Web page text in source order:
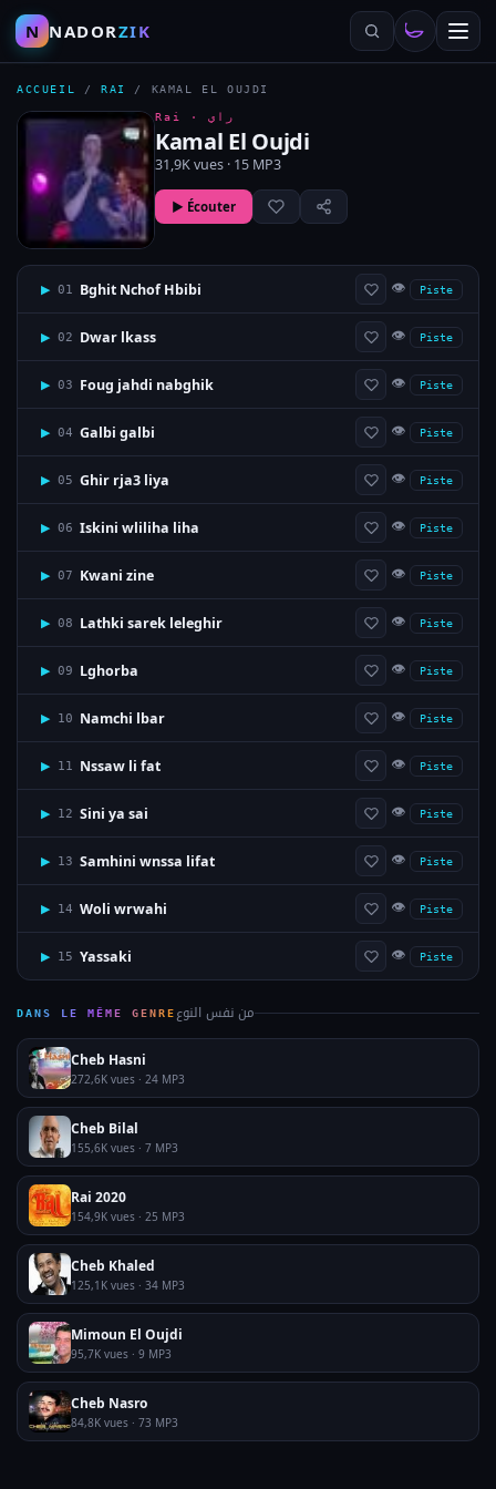
N NADORZIK
ACCUEIL /RAI / KAMAL EL OUJDI
Rai · راي
Kamal El Oujdi
31,9K vues · 15 MP3
▶ Écouter
▶ 01 Bghit Nchof Hbibi 👁 Piste
▶ 02 Dwar lkass 👁 Piste
▶ 03 Foug jahdi nabghik 👁 Piste
▶ 04 Galbi galbi 👁 Piste
▶ 05 Ghir rja3 liya 👁 Piste
▶ 06 Iskini wliliha liha 👁 Piste
▶ 07 Kwani zine 👁 Piste
▶ 08 Lathki sarek leleghir 👁 Piste
▶ 09 Lghorba 👁 Piste
▶ 10 Namchi lbar 👁 Piste
▶ 11 Nssaw li fat 👁 Piste
▶ 12 Sini ya sai 👁 Piste
▶ 13 Samhini wnssa lifat 👁 Piste
▶ 14 Woli wrwahi 👁 Piste
▶ 15 Yassaki 👁 Piste
DANS LE MÊME GENRE من نفس النوع
Cheb Hasni
272,6K vues · 24 MP3
Cheb Bilal
155,6K vues · 7 MP3
Rai 2020
154,9K vues · 25 MP3
Cheb Khaled
125,1K vues · 34 MP3
Mimoun El Oujdi
95,7K vues · 9 MP3
Cheb Nasro
84,8K vues · 73 MP3